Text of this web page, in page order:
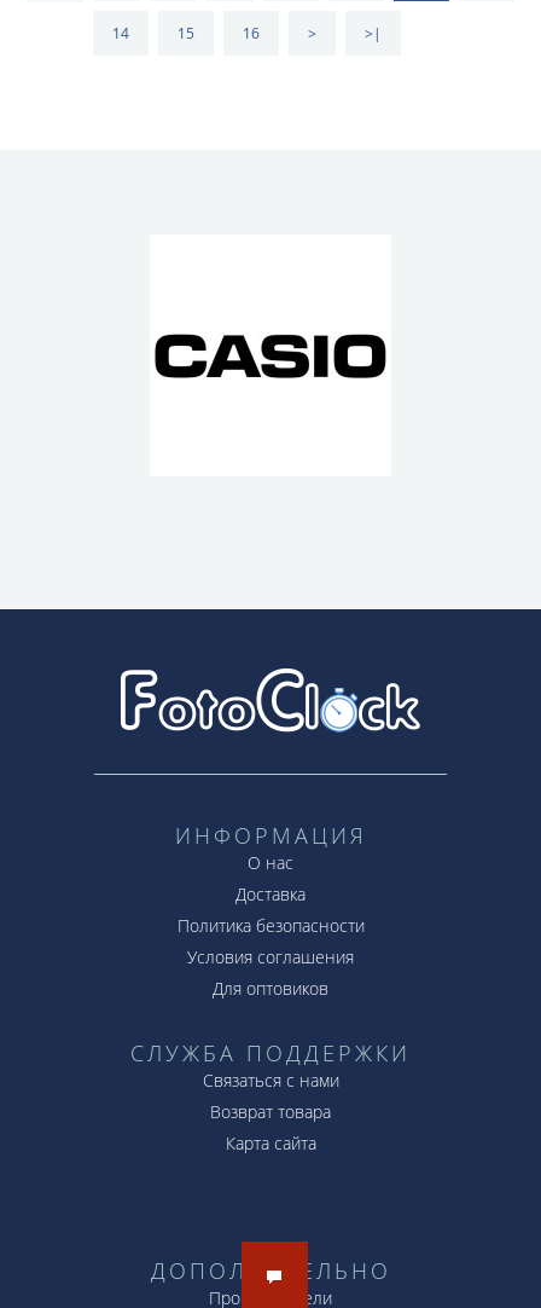
14 15 16 > >|
ИНФОРМАЦИЯ
О нас
Доставка
Политика безопасности
Условия соглашения
Для оптовиков
СЛУЖБА ПОДДЕРЖКИ
Связаться с нами
Возврат товара
Карта сайта
ДОПОЛНИТЕЛЬНО
Производители